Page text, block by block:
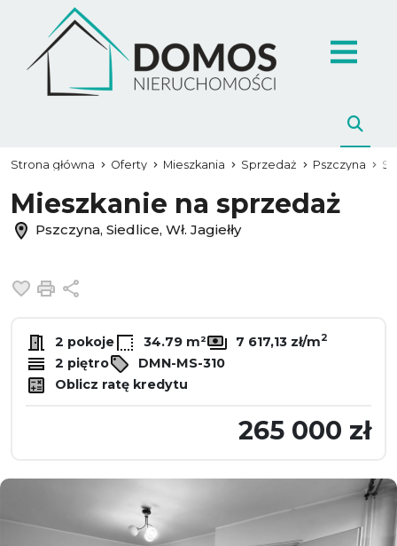
Strona główna Oferty Mieszkania Sprzedaż Pszczyna
Mieszkanie na sprzedaż
Pszczyna, Siedlice, Wł. Jagiełły
Dodaj do ulubionych
Drukuj
2 pokoje 34.79 m² 7 617,13 zł/m2
2 piętro
DMN-MS-310
Oblicz ratę kredytu
265 000 zł